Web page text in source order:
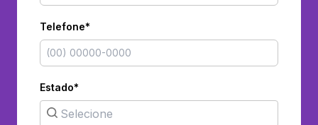
Telefone*
Estado*